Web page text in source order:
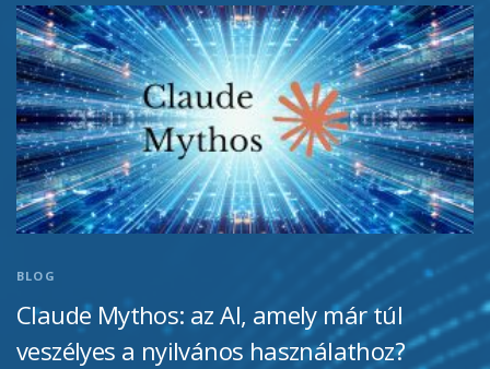
BLOG
Claude Mythos: az AI, amely már túl
veszélyes a nyilvános használathoz?